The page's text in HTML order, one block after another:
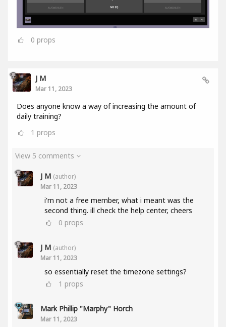
0 props
J M
Mar 11, 2023
Does anyone know a way of increasing the amount of
daily training?
1 props
View 5 comments
J M (author)
Mar 11, 2023
i'm not a free member, what i meant was the
second thing. ill check the help center, cheers
0 props
J M (author)
Mar 11, 2023
so essentially reset the timezone settings?
1 props
Mark Phillip "Marphy" Horch
Mar 11, 2023